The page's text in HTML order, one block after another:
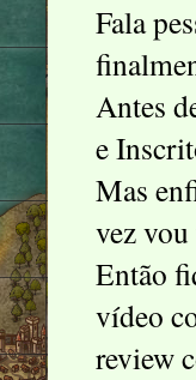
Fala
Antes
e
Mas
vez
Então
vídeo
review